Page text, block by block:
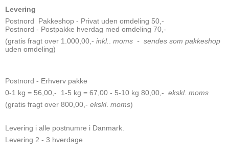
Levering
Postnord Pakkeshop - Privat uden omdeling 50,-
Postnord - Postpakke hverdag med omdeling 70,-
(gratis fragt over 1.000,00,- inkl.
moms - sendes som pakkeshop
uden omdeling)
Postnord - Erhverv pakke
0-1 kg = 56,00,- 1-5 kg = 67,00 - 5-10 kg 80,00,- ekskl. moms
(gratis fragt over 800,00,- ekskl. moms)
Levering i alle postnumre i Danmark.
Levering 2 - 3 hverdage